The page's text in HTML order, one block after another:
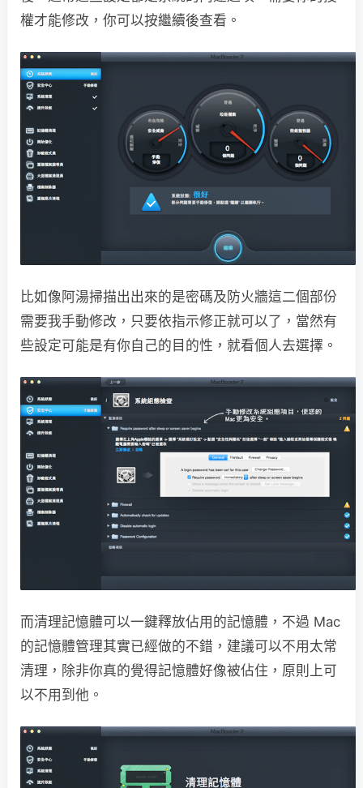
權才能修改，你可以按繼續後查看。
比如像阿湯掃描出出來的是密碼及防火牆這二個部份
需要我手動修改，只要依指示修正就可以了，當然有
些設定可能是有你自己的目的性，就看個人去選擇。
而清理記憶體可以一鍵釋放佔用的記憶體，不過 Mac
的記憶體管理其實已經做的不錯，建議可以不用太常
清理，除非你真的覺得記憶體好像被佔住，原則上可
以不用到他。